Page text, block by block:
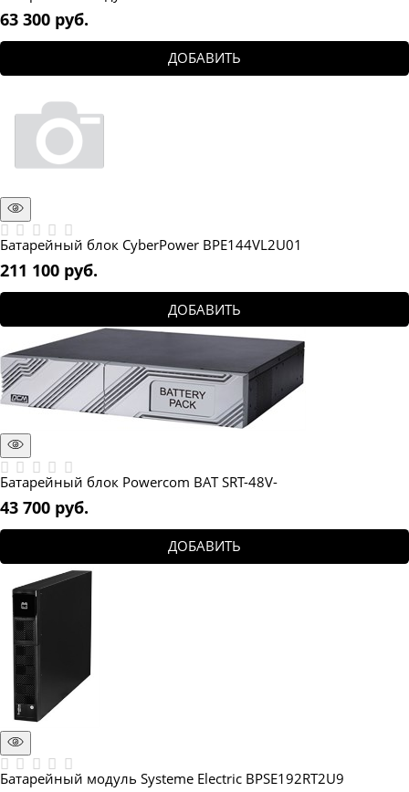
63 300 руб.
ДОБАВИТЬ
Батарейный блок CyberPower BPE144VL2U01
211 100 руб.
ДОБАВИТЬ
Батарейный блок Powercom BAT SRT-48V-
43 700 руб.
ДОБАВИТЬ
Батарейный модуль Systeme Electric BPSE192RT2U9